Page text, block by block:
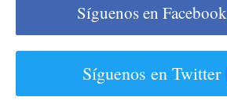
Síguenos en Facebook
Síguenos en Twitter